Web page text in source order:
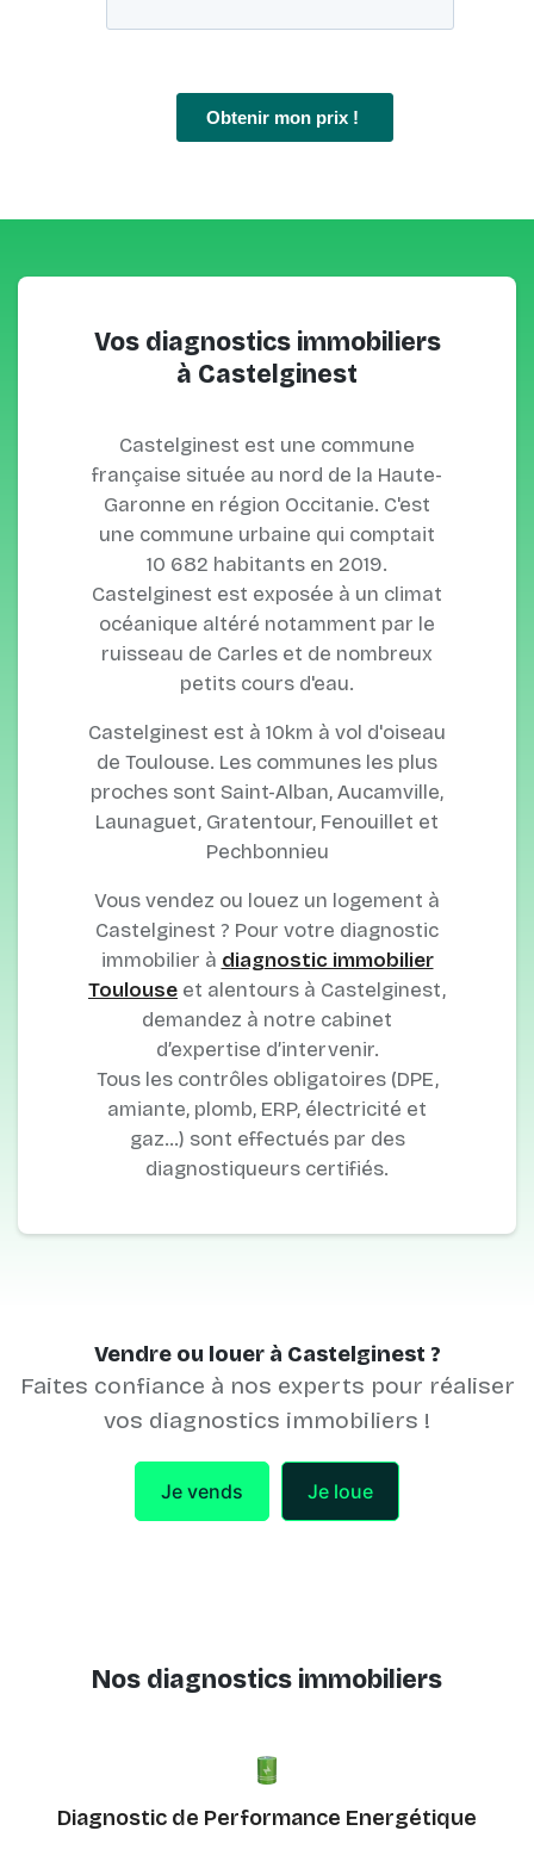
Vos diagnostics immobiliers
à Castelginest
Castelginest est une commune
française située au nord de la Haute-
Garonne en région Occitanie. C'est
une commune urbaine qui comptait
10 682 habitants en 2019.
Castelginest est exposée à un climat
océanique altéré notamment par le
ruisseau de Carles et de nombreux
petits cours d'eau.
Castelginest est à 10km à vol d'oiseau
de Toulouse. Les communes les plus
proches sont Saint-Alban, Aucamville,
Launaguet, Gratentour, Fenouillet et
Pechbonnieu
Vous vendez ou louez un logement à
Castelginest ? Pour votre diagnostic
immobilier à diagnostic immobilier
Toulouse et alentours à Castelginest,
demandez à notre cabinet
d’expertise d’intervenir.
Tous les contrôles obligatoires (DPE,
amiante, plomb, ERP, électricité et
gaz…) sont effectués par des
diagnostiqueurs certifiés.
Vendre ou louer à Castelginest ?
Faites confiance à nos experts pour réaliser
vos diagnostics immobiliers !
Je vends Je loue
Nos diagnostics immobiliers
Diagnostic de Performance Energétique